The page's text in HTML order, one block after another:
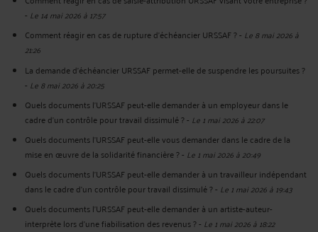
- Le 14 mai 2026 à 17:57
Comment réagir en cas de rupture d'échéancier URSSAF ?- Le 8 mai 2026 à
21:26
La demande d’échéancier URSSAF permet-elle de suspendre les poursuites ?
- Le 8 mai 2026 à 20:25
Quels documents l’URSSAF peut-elle demander à un employeur dans le
cadre d’un contrôle pour travail dissimulé ?- Le 1 mai 2026 à 22:07
Quels documents l'URSSAF peut-elle vous demander dans le cadre de la
mise en œuvre de la solidarité financière ?- Le 1 mai 2026 à 20:49
Quels documents l’URSSAF peut-elle demander à un travailleur indépendant
dans le cadre d’un contrôle pour travail dissimulé ?- Le 1 mai 2026 à 19:43
Quels documents l’URSSAF peut-elle demander à un artiste-auteur-
interprète lors d’une fiabilisation des revenus ?- Le 1 mai 2026 à 18:22